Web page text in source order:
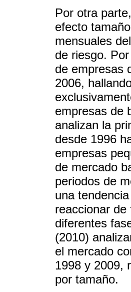
Por otra
efecto
mensuales
de riesgo.
de empresas
2006,
empresas de
analizan la
desde 1996
empresas
de mercado
periodos de
una
reaccionar
diferentes
(2010)
el mercado
1998 y 2009,
por tamaño.